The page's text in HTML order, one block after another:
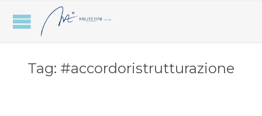
Tag: #accordoristrutturazione